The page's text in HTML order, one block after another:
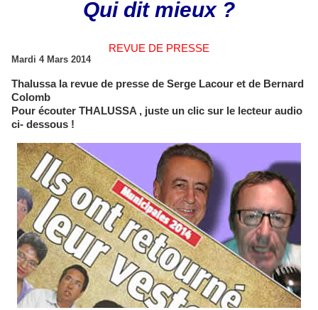
Qui dit mieux ?
REVUE DE PRESSE
Mardi 4 Mars 2014
Thalussa la revue de presse de Serge Lacour et de Bernard
Colomb
Pour écouter THALUSSA , juste un clic sur le lecteur audio
ci- dessous !